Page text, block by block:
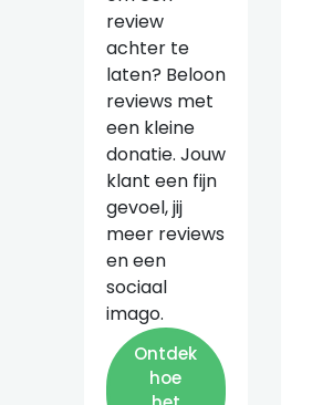
review
achter te
laten? Beloon
reviews met
een kleine
donatie. Jouw
klant een fijn
gevoel, jij
meer reviews
en een
sociaal
imago.
Ontdek
hoe